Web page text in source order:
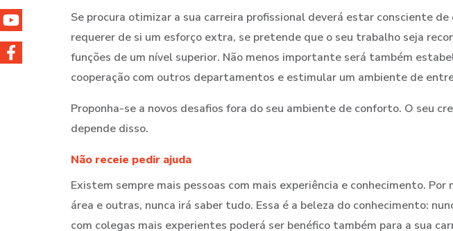
Se procura otimizar a sua carreira profissional deverá estar consciente
requerer de si um esforço extra, se pretende que o seu trabalho seja
funções de um nível superior. Não menos importante será também
cooperação com outros departamentos e estimular um ambiente de
Proponha-se a novos desafios fora do seu ambiente de conforto. O seu
depende disso.
Não receie pedir ajuda
Existem sempre mais pessoas com mais experiência e conhecimento. Por
área e outras, nunca irá saber tudo. Essa é a beleza do conhecimento:
com colegas mais experientes poderá ser benéfico também para a sua